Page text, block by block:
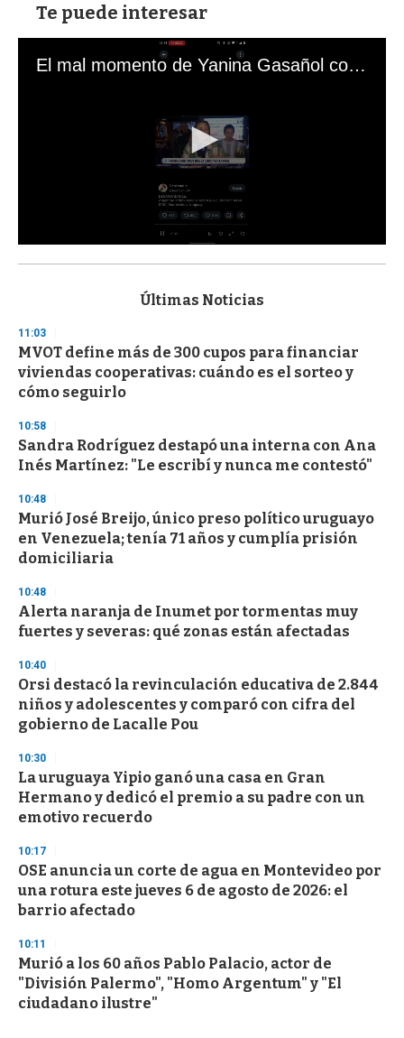
Te puede interesar
El mal momento de Yanina Gasañol con un hincha argentino en "Subrayado"
s
d
s
o
f
3
s
e
c
o
d
s
Últimas Noticias
11:03
MVOT define más de 300 cupos para financiar
viviendas cooperativas: cuándo es el sorteo y
cómo seguirlo
10:58
Sandra Rodríguez destapó una interna con Ana
Inés Martínez: "Le escribí y nunca me contestó"
10:48
Murió José Breijo, único preso político uruguayo
en Venezuela; tenía 71 años y cumplía prisión
domiciliaria
10:48
Alerta naranja de Inumet por tormentas muy
fuertes y severas: qué zonas están afectadas
10:40
Orsi destacó la revinculación educativa de 2.844
niños y adolescentes y comparó con cifra del
gobierno de Lacalle Pou
10:30
La uruguaya Yipio ganó una casa en Gran
Hermano y dedicó el premio a su padre con un
emotivo recuerdo
10:17
OSE anuncia un corte de agua en Montevideo por
una rotura este jueves 6 de agosto de 2026: el
barrio afectado
10:11
Murió a los 60 años Pablo Palacio, actor de
"División Palermo", "Homo Argentum" y "El
ciudadano ilustre"